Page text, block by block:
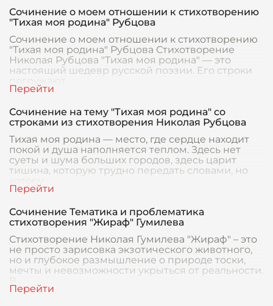
Сочинение о моем отношении к стихотворению
"Тихая моя родина" Рубцова
Сочинение о моем отношении к стихотворению
"Тихая моя родина" Рубцова Стихотворение
Николая Рубцова "Тихая моя родина" — это
настоящий шедевр русской поэзии. Его строки
Сочинение на тему "Тихая моя родина" со
строками из стихотворения Николая Рубцова
Тихая моя родина — место, где сердце находит
покой и душа наполняется теплом. Здесь нет
суеты и шума больших городов, здесь царит
тишина, которую трудно передать словами, но
Сочинение Тематика и проблематика
стихотворения "Жираф" Гумилева
Стихотворение Николая Гумилева "Жираф" – это
не просто зарисовка экзотического животного,
но и глубокое размышление о природе тоски,
мечты и невозможности укрыться от реальности.
В